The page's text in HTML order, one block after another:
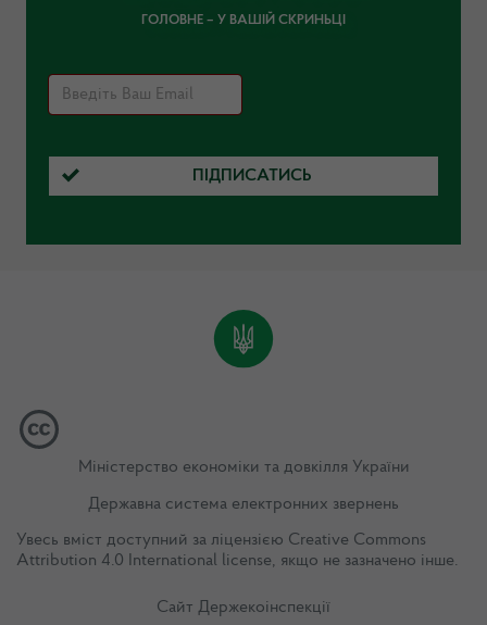
ГОЛОВНЕ – У ВАШІЙ СКРИНЬЦІ
ПІДПИСАТИСЬ
Міністерство економіки та довкілля України
Державна система електронних звернень
Увесь вміст доступний за ліцензією Creative Commons
Attribution 4.0 International license, якщо не зазначено інше.
Сайт Держекоінспекції